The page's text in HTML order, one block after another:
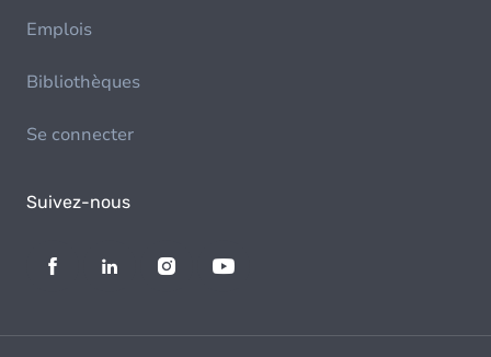
Emplois
Bibliothèques
Se connecter
Suivez-nous